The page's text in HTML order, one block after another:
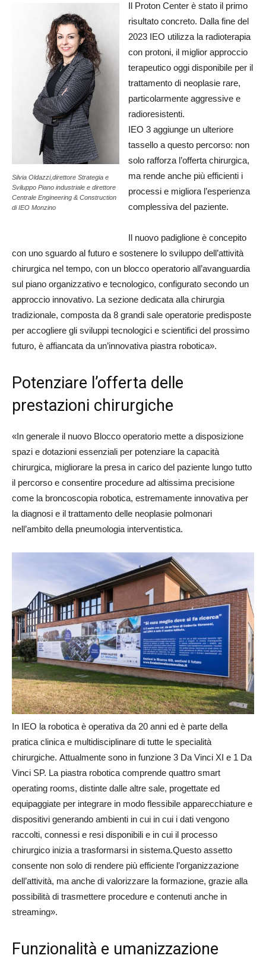
Silvia Oldazzi,direttore Strategia e
Sviluppo Piano industriale e direttore
Centrale Engineering & Construction
di IEO Monzino
Il Proton Center è stato il primo
risultato concreto. Dalla fine del
2023 IEO utilizza la radioterapia
con protoni, il miglior approccio
terapeutico oggi disponibile per il
trattamento di neoplasie rare,
particolarmente aggressive e
radioresistenti.
IEO 3 aggiunge un ulteriore
tassello a questo percorso: non
solo rafforza l’offerta chirurgica,
ma rende anche più efficienti i
processi e migliora l’esperienza
complessiva del paziente.
Il nuovo padiglione è concepito
con uno sguardo al futuro e sostenere lo sviluppo dell’attività
chirurgica nel tempo, con un blocco operatorio all’avanguardia
sul piano organizzativo e tecnologico, configurato secondo un
approccio innovativo. La sezione dedicata alla chirurgia
tradizionale, composta da 8 grandi sale operatorie predisposte
per accogliere gli sviluppi tecnologici e scientifici del prossimo
futuro, è affiancata da un’innovativa piastra robotica».
Potenziare l’offerta delle
prestazioni chirurgiche
«In generale il nuovo Blocco operatorio mette a disposizione
spazi e dotazioni essenziali per potenziare la capacità
chirurgica, migliorare la presa in carico del paziente lungo tutto
il percorso e consentire procedure ad altissima precisione
come la broncoscopia robotica, estremamente innovativa per
la diagnosi e il trattamento delle neoplasie polmonari
nell’ambito della pneumologia interventistica.
In IEO la robotica è operativa da 20 anni ed è parte della
pratica clinica e multidisciplinare di tutte le specialità
chirurgiche. Attualmente sono in funzione 3 Da Vinci XI e 1 Da
Vinci SP. La piastra robotica comprende quattro smart
operating rooms, distinte dalle altre sale, progettate ed
equipaggiate per integrare in modo flessibile apparecchiature e
dispositivi generando ambienti in cui in cui i dati vengono
raccolti, connessi e resi disponibili e in cui il processo
chirurgico inizia a trasformarsi in sistema.Questo assetto
consente non solo di rendere più efficiente l’organizzazione
dell’attività, ma anche di valorizzare la formazione, grazie alla
possibilità di trasmettere procedure e contenuti anche in
streaming».
Funzionalità e umanizzazione